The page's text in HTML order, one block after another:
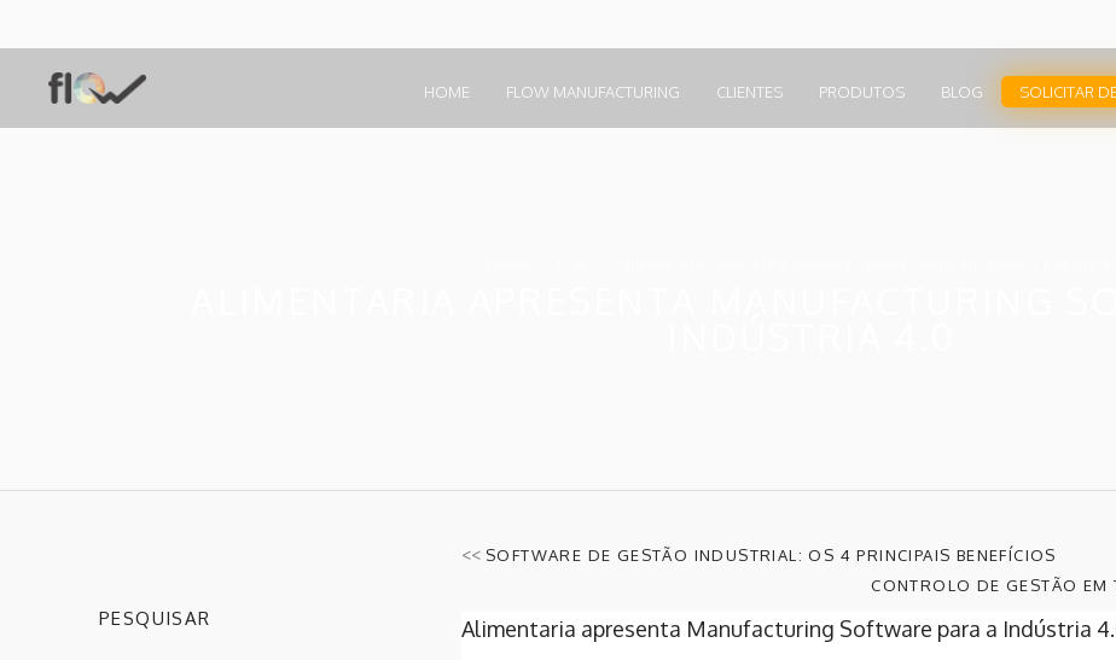
HOME FLOW MANUFACTURING CLIENTES PRODUTOS BLOG SOLICITAR
<< SOFTWARE DE GESTÃO INDUSTRIAL: OS 4 PRINCIPAIS BENEFÍCIOS
CONTROLO DE GESTÃO EM
Alimentaria apresenta Manufacturing Software para a Indústria
PESQUISAR